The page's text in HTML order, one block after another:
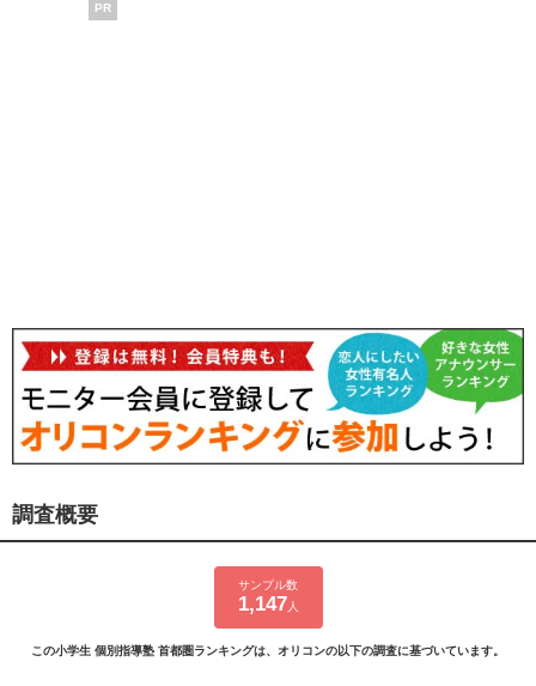
PR
調査概要
サンプル数
1,147 人
この小学生 個別指導塾 首都圏ランキングは、オリコンの以下の調査に基づいています。